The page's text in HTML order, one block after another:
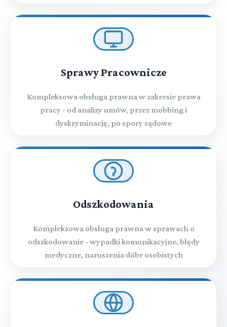
Sprawy Pracownicze
Kompleksowa obsługa prawna w zakresie prawa
pracy - od analizy umów, przez mobbing i
dyskryminację, po spory sądowe
Odszkodowania
Kompleksowa obsługa prawna w sprawach o
odszkodowanie - wypadki komunikacyjne, błędy
medyczne, naruszenia dóbr osobistych